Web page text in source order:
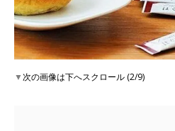
▼次の画像は下へスクロール (2/9)